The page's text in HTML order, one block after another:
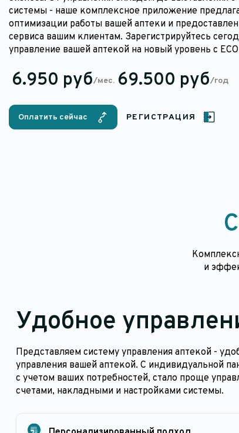
системы - наше комплексное приложение
оптимизации работы вашей аптеки и
сервиса вашим клиентам. Зарегистрируйтесь
управление вашей аптекой на новый уровень с
6.950 руб/мес. 69.500 руб/год
Оплатить сейчас РЕГИСТРАЦИЯ
и
Удобное
Представляем систему управления аптекой -
управления вашей аптекой. С индивидуальной
с учетом ваших потребностей, стало проще
счетами, накладными и настройками системы.